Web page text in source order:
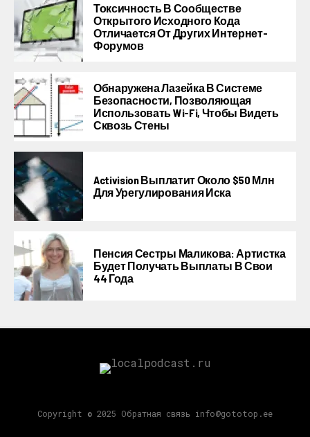
Токсичность В Сообществе
Открытого Исходного Кода
Отличается От Других Интернет-
Форумов
Обнаружена Лазейка В Системе
Безопасности, Позволяющая
Использовать Wi-Fi, Чтобы Видеть
Сквозь Стены
Activision Выплатит Около $50 Млн
Для Урегулирования Иска
Пенсия Сестры Маликова: Артистка
Будет Получать Выплаты В Свои
44 Года
Copyright © 2025 Обратная связь info@gototop.ee